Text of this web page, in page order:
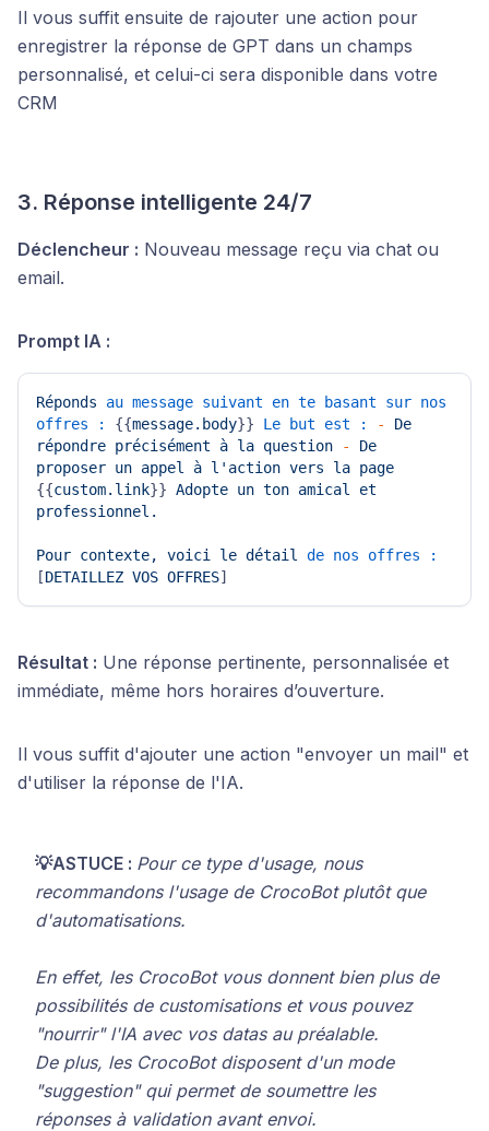
Il vous suffit ensuite de rajouter une action pour
enregistrer la réponse de GPT dans un champs
personnalisé, et celui-ci sera disponible dans votre
CRM
3. Réponse intelligente 24/7
Déclencheur : Nouveau message reçu via chat ou
email.
Prompt IA :
Réponds
au message suivant en te basant sur nos
offres :
{{message.body}} Le but est : -
De
répondre précisément à la question -
De
proposer un appel à l'action vers la page
{{custom.link}} Adopte un ton amical
et
professionnel.
Pour contexte, voici le détail
de nos offres :
[DETAILLEZ VOS OFFRES]
Résultat : Une réponse pertinente, personnalisée et
immédiate, même hors horaires d’ouverture.
Il vous suffit d'ajouter une action "envoyer un mail" et
d'utiliser la réponse de l'IA.
💡ASTUCE : Pour ce type d'usage, nous
recommandons l'usage de CrocoBot plutôt que
d'automatisations.
En effet, les CrocoBot vous donnent bien plus de
possibilités de customisations et vous pouvez
"nourrir" l'IA avec vos datas au préalable.
De plus, les CrocoBot disposent d'un mode
"suggestion" qui permet de soumettre les
réponses à validation avant envoi.